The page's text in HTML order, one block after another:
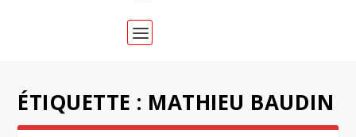
ÉTIQUETTE : MATHIEU BAUDIN